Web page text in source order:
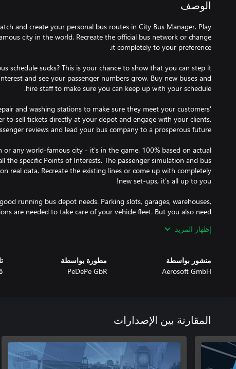
الوصف
and create your personal bus routes in City Bus Manager. Play
city in the world. Recreate the official bus network or change
schedule sucks? This is your chance to show that you can step it
and see your passenger numbers grow. Buy new buses and
and washing stations to make sure they meet your customers'
to sell tickets directly at your depot and engage with your clients.
any world-famous city - it's in the game. 100% based on actual
the specific Points of Interests. The passenger simulation and bus
real data. Recreate the existing lines or come up with completely
running bus depot needs. Parking slots, garages, warehouses,
are needed to take care of your vehicle fleet. But you also need
إظهار المزيد
منشور بواسطة
Aerosoft GmbH
مطورة بواسطة
PeDePe GbR
المقارنة بين الإصدارات